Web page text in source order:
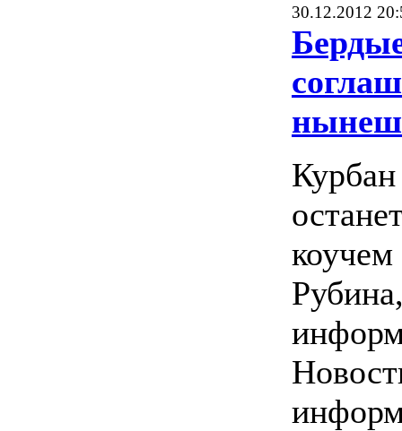
30.12.2012
коучем